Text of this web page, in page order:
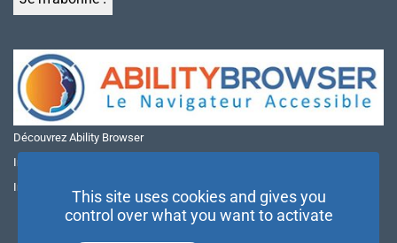
Découvrez Ability Browser
Installer Ability Browser sur Windows
Installer Ability Browser sur Mac
This site uses cookies and gives you
control over what you want to activate